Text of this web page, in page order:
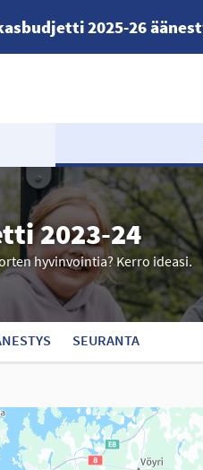
2025-26
2023-24
hyvinvointia? Kerro ideasi.
SEURANTA
sivun tietueet